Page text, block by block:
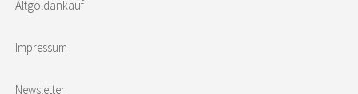
Altgoldankauf
Impressum
Newsletter